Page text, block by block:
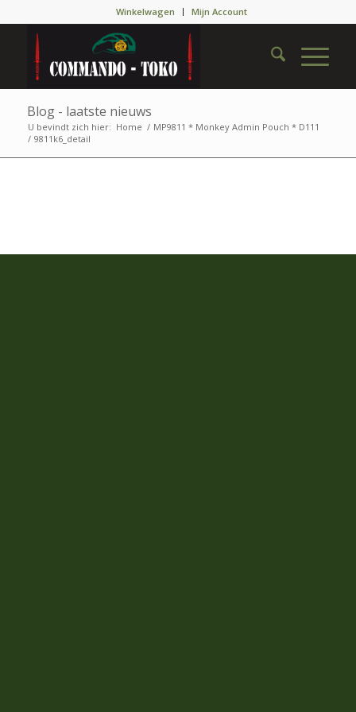
Winkelwagen Mijn Account
Blog - laatste nieuws
U bevindt zich hier: Home / MP9811 * Monkey Admin Pouch * D111
/ 9811k6_detail